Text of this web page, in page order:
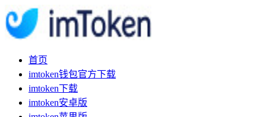
首页
imtoken钱包官方下载
imtoken下载
imtoken安卓版